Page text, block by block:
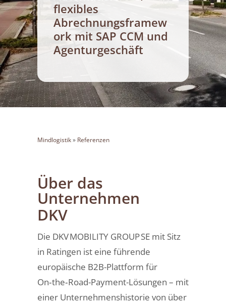
flexibles
Abrechnungsframew
ork mit SAP CCM und
Agenturgeschäft
Mindlogistik» Referenzen
Über das
Unternehmen
DKV
Die DKV MOBILITY GROUP SE mit Sitz
in Ratingen ist eine führende
europäische B2B-Plattform für
On‑the‑Road-Payment-Lösungen – mit
einer Unternehmenshistorie von über